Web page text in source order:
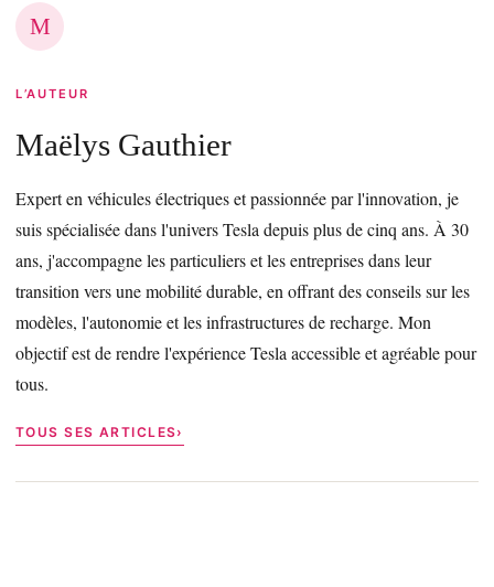
M
L’AUTEUR
Maëlys Gauthier
Expert en véhicules électriques et passionnée par l'innovation, je
suis spécialisée dans l'univers Tesla depuis plus de cinq ans. À 30
ans, j'accompagne les particuliers et les entreprises dans leur
transition vers une mobilité durable, en offrant des conseils sur les
modèles, l'autonomie et les infrastructures de recharge. Mon
objectif est de rendre l'expérience Tesla accessible et agréable pour
tous.
TOUS SES ARTICLES